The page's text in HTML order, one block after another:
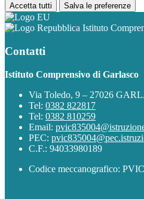
Accetta tutti Salva le preferenze
Istituto
Contatti
Istituto Comprensivo di Garlasco
Via Toledo, 9 – 27026
Tel: 0382 822817
Tel: 0382 810259
Email:
PEC:
C.F.: 94033980189
Codice meccanografico: